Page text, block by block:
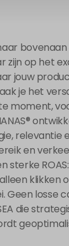
zijn op het
jouw
je het
moment,
relevantie
en
sterke
klikken
Geen losse
die